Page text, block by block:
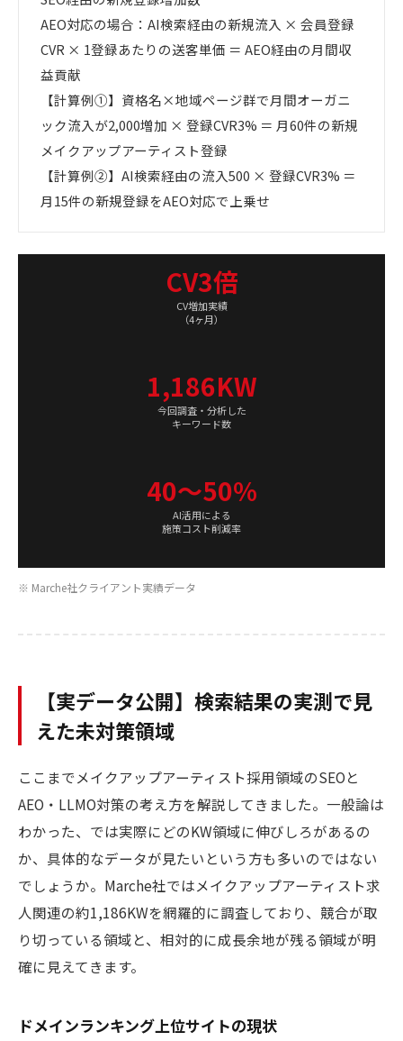
AEO対応の場合：AI検索経由の新規流入 × 会員登録
CVR × 1登録あたりの送客単価 ＝ AEO経由の月間収
益貢献
【計算例①】資格名×地域ページ群で月間オーガニ
ック流入が2,000増加 × 登録CVR3% ＝ 月60件の新規
メイクアップアーティスト登録
【計算例②】AI検索経由の流入500 × 登録CVR3% ＝
月15件の新規登録をAEO対応で上乗せ
CV3倍
CV増加実績
（4ヶ月）
1,186KW
今回調査・分析した
キーワード数
40〜50%
AI活用による
施策コスト削減率
※ Marche社クライアント実績データ
【実データ公開】検索結果の実測で見
えた未対策領域
ここまでメイクアップアーティスト採用領域のSEOと
AEO・LLMO対策の考え方を解説してきました。一般論は
わかった、では実際にどのKW領域に伸びしろがあるの
か、具体的なデータが見たいという方も多いのではない
でしょうか。Marche社ではメイクアップアーティスト求
人関連の約1,186KWを網羅的に調査しており、競合が取
り切っている領域と、相対的に成長余地が残る領域が明
確に見えてきます。
ドメインランキング上位サイトの現状